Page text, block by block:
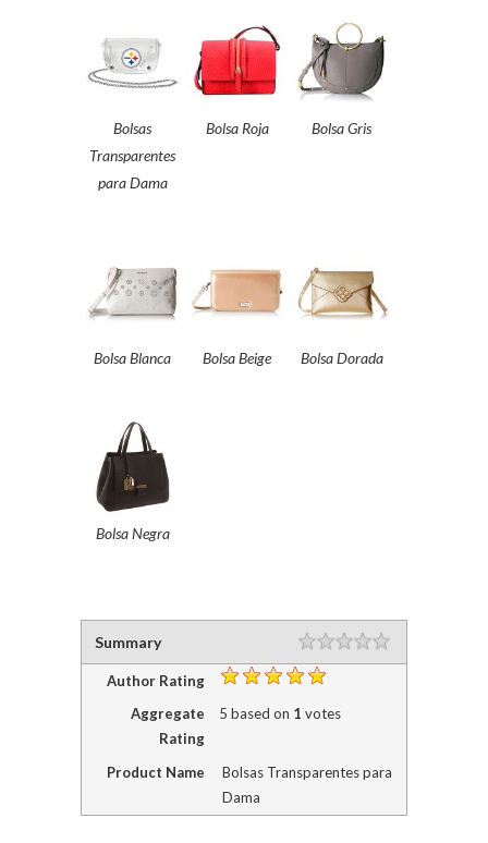
Bolsas
Transparentes
para Dama
Bolsa Roja Bolsa Gris
Bolsa Blanca Bolsa Beige Bolsa Dorada
Bolsa Negra
Summary
Author Rating
Aggregate
Rating
5 based on 1 votes
Product Name
Bolsas Transparentes para
Dama